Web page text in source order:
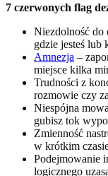
7 czerwonych flag
Niezdolność do
gdzie jesteś lub
Amnezja –
miejsce kilka
Trudności z
rozmowie czy
Niespójna
gubisz tok
Zmienność
w krótkim
Podejmowanie
logicznego